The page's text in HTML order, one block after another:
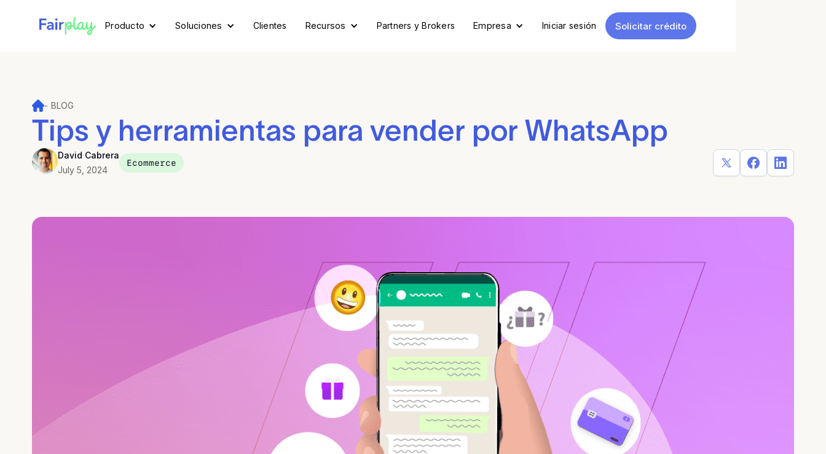
Producto Soluciones Clientes Recursos Partners y Brokers Empresa Iniciar sesión Solicitar crédito
- BLOG
Tips y herramientas para vender por WhatsApp
David Cabrera
July 5, 2024
Ecommerce